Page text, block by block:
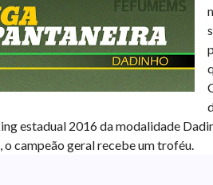
estadual 2016 da modalidade
campeão geral recebe um troféu.